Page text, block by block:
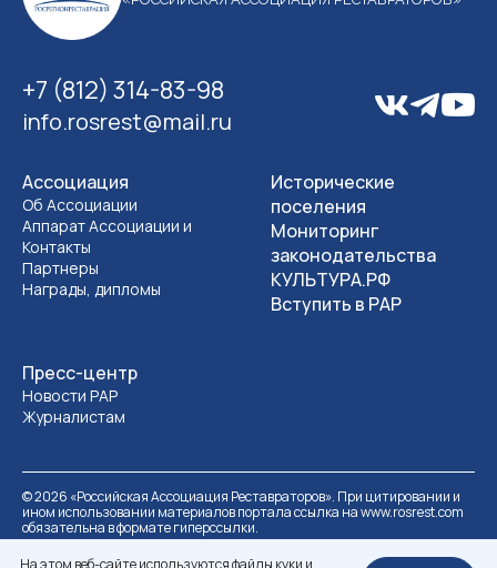
На этом веб-сайте используются файлы куки и
+7 (812) 314-83-98
info.rosrest@mail.ru
Ассоциация
Об Ассоциации
Аппарат Ассоциации и
Контакты
Партнеры
Награды, дипломы
Пресс-центр
Новости РАР
Журналистам
Исторические
поселения
Мониторинг
законодательства
КУЛЬТУРА.РФ
Вступить в РАР
©2026 «Российская Ассоциация Реставраторов». При цитировании и
ином использовании материалов портала ссылка на www.rosrest.com
обязательна в формате гиперссылки.
Политика обработки персональных данных
Разработка сайта